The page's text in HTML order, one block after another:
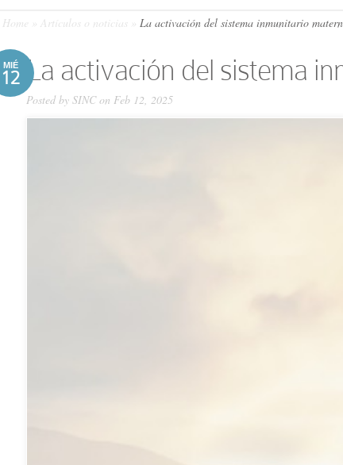
Home Artículos o noticias La activación del sistema inmunitario
MIÉ
12 La activación del sistema
Posted by SINCon Feb 12, 2025